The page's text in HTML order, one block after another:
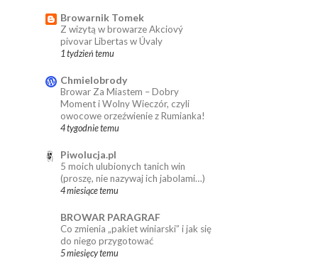
Browarnik Tomek
Z wizytą w browarze Akciový
pivovar Libertas w Úvaly
1 tydzień temu
Chmielobrody
Browar Za Miastem – Dobry
Moment i Wolny Wieczór, czyli
owocowe orzeźwienie z Rumianka!
4 tygodnie temu
Piwolucja.pl
5 moich ulubionych tanich win
(proszę, nie nazywaj ich jabolami…)
4 miesiące temu
BROWAR PARAGRAF
Co zmienia „pakiet winiarski” i jak się
do niego przygotować
5 miesięcy temu